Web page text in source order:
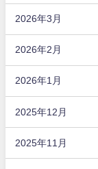
2026年3月
2026年2月
2026年1月
2025年12月
2025年11月